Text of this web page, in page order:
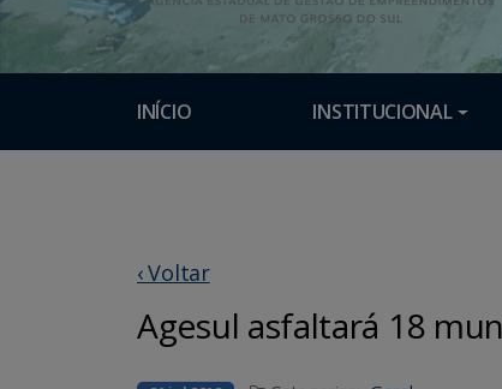
INÍCIO INSTITUCIONAL
‹ Voltar
Agesul asfaltará 18